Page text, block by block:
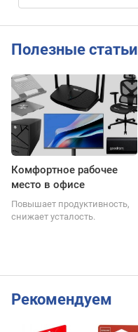
Полезные статьи
Комфортное рабочее
место в офисе
Повышает продуктивность,
снижает усталость.
Рекомендуем